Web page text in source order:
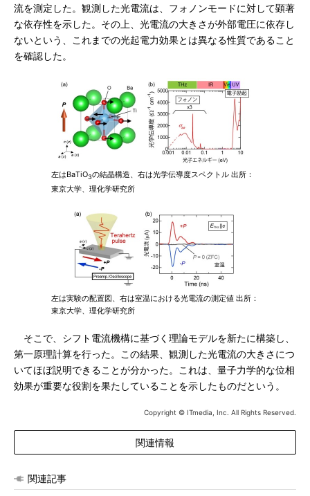
流を測定した。観測した光電流は、フォノンモードに対して顕著
な依存性を示した。その上、光電流の大きさが外部電圧に依存し
ないという、これまでの光起電力効果とは異なる性質であること
を確認した。
左はBaTiO3の結晶構造、右は光学伝導度スペクトル 出所：
東京大学、理化学研究所
左は実験の配置図、右は室温における光電流の測定値 出所：
東京大学、理化学研究所
そこで、シフト電流機構に基づく理論モデルを新たに構築し、
第一原理計算を行った。この結果、観測した光電流の大きさにつ
いてほぼ説明できることが分かった。これは、量子力学的な位相
効果が重要な役割を果たしていることを示したものだという。
Copyright © ITmedia, Inc. All Rights Reserved.
関連情報
関連記事